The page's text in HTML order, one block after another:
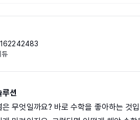
듀
루션
무엇일까요? 바로 수학을 좋아하는 것